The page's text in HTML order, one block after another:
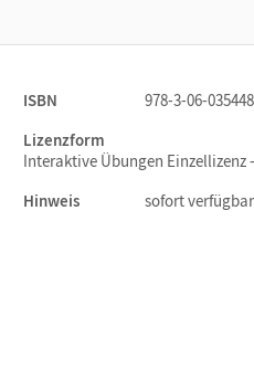
ISBN
978-3-06-
Lizenzform
Interaktive Übungen Einzellizenz
Hinweis
sofort verfügbar